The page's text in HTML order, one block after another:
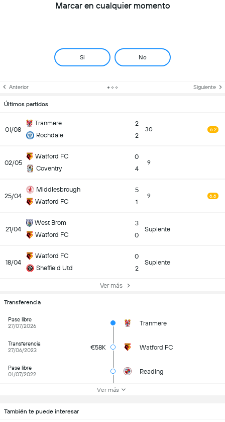
Marcar en cualquier momento
Si No
Anterior Siguiente
Últimos partidos
01/08
Tranmere
Rochdale
2
2
30 6.2
02/05
Watford FC
Coventry
0
4
9
25/04
Middlesbrough
Watford FC
5
1
9 6.6
21/04
West Brom
Watford FC
3
0
Suplente
18/04
Watford FC
Sheffield Utd
0
2
Suplente
Ver más
Transferencia
Pase libre
27/07/2026
Tranmere
Transferencia
27/06/2023
€58K Watford FC
Pase libre
01/07/2022
Reading
Ver más
También te puede interesar